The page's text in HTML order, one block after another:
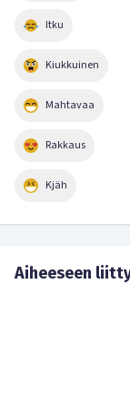
Itku
Kiukkuinen
Mahtavaa
Rakkaus
Kjäh
Aiheeseen